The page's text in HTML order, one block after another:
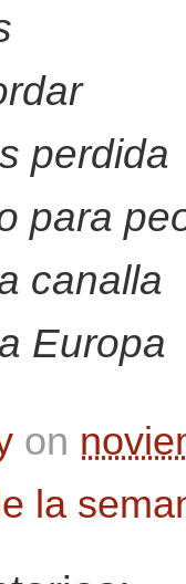
perdida
para
canalla
Europa
on
la